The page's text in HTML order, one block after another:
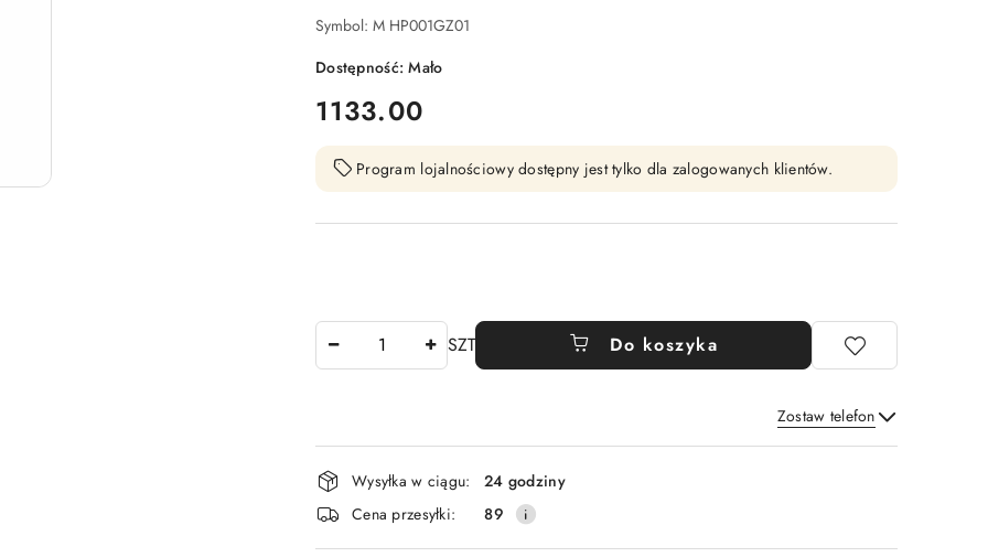
Symbol: M HP001GZ01
Dostępność:Mało
cena:
1133.00
Program lojalnościowy dostępny jest tylko dla zalogowanych klientów.
SZT Do koszyka
Zostaw telefon
Wyślij
Dostępność
i
dostawa
Wysyłka w ciągu:
24 godziny
Cena przesyłki:
89